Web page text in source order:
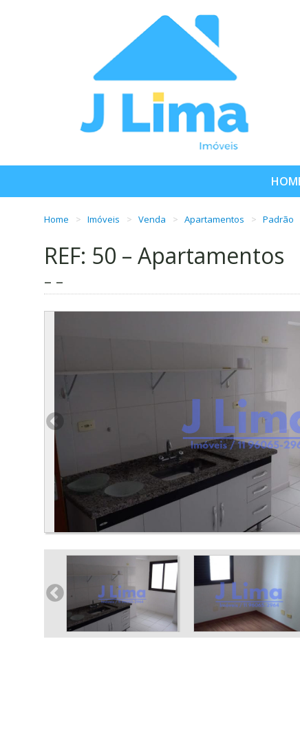
Home Imóveis Venda Apartamentos Padrão
REF: 50 – Apartamentos
– –